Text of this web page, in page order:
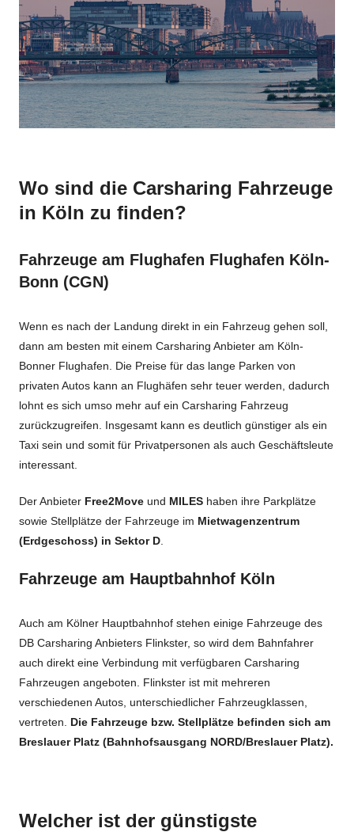
Wo sind die Carsharing Fahrzeuge
in Köln zu finden?
Fahrzeuge am Flughafen Flughafen Köln-
Bonn (CGN)
Wenn es nach der Landung direkt in ein Fahrzeug gehen soll,
dann am besten mit einem Carsharing Anbieter am Köln-
Bonner Flughafen. Die Preise für das lange Parken von
privaten Autos kann an Flughäfen sehr teuer werden, dadurch
lohnt es sich umso mehr auf ein Carsharing Fahrzeug
zurückzugreifen. Insgesamt kann es deutlich günstiger als ein
Taxi sein und somit für Privatpersonen als auch Geschäftsleute
interessant.
Der Anbieter Free2Move und MILES haben ihre Parkplätze
sowie Stellplätze der Fahrzeuge im Mietwagenzentrum
(Erdgeschoss) in Sektor D
Fahrzeuge am Hauptbahnhof Köln
Auch am Kölner Hauptbahnhof stehen einige Fahrzeuge des
DB Carsharing Anbieters Flinkster, so wird dem Bahnfahrer
auch direkt eine Verbindung mit verfügbaren Carsharing
Fahrzeugen angeboten. Flinkster ist mit mehreren
verschiedenen Autos, unterschiedlicher Fahrzeugklassen,
vertreten. Die Fahrzeuge bzw. Stellplätze befinden sich am
Breslauer Platz (Bahnhofsausgang NORD/Breslauer Platz).
Welcher ist der günstigste